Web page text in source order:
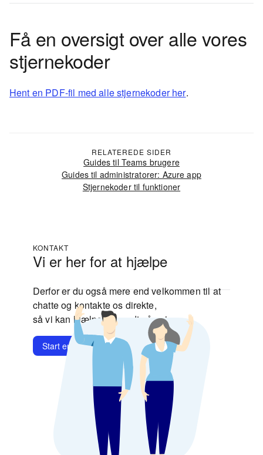
Få en oversigt over alle vores
stjernekoder
Hent en PDF-fil med alle stjernekoder her.
RELATEREDE SIDER
Guides til Teams brugere
Guides til administratorer: Azure app
Stjernekoder til funktioner
KONTAKT
Vi er her for at hjælpe
Derfor er du også mere end velkommen til at
chatte og kontakte os direkte,
så vi kan hjælpe dig godt på vej.
Start en chat Kontakt os